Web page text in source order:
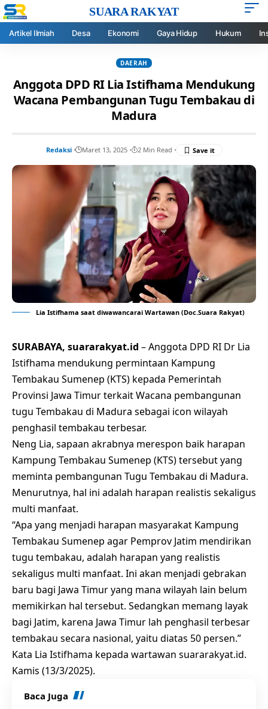
SUARA RAKYAT
Artikel Ilmiah Desa Ekonomi Gaya Hidup Hukum
DAERAH
Anggota DPD RI Lia Istifhama Mendukung
Wacana Pembangunan Tugu Tembakau di
Madura
Redaksi Maret 13, 2025 2 Min Read
Lia Istifhama saat diwawancarai Wartawan (Doc.Suara Rakyat)
SURABAYA, suararakyat.id – Anggota DPD RI Dr Lia
Istifhama mendukung permintaan Kampung
Tembakau Sumenep (KTS) kepada Pemerintah
Provinsi Jawa Timur terkait Wacana pembangunan
tugu Tembakau di Madura sebagai icon wilayah
penghasil tembakau terbesar.
Neng Lia, sapaan akrabnya merespon baik harapan
Kampung Tembakau Sumenep (KTS) tersebut yang
meminta pembangunan Tugu Tembakau di Madura.
Menurutnya, hal ini adalah harapan realistis sekaligus
multi manfaat.
“Apa yang menjadi harapan masyarakat Kampung
Tembakau Sumenep agar Pemprov Jatim mendirikan
tugu tembakau, adalah harapan yang realistis
sekaligus multi manfaat. Ini akan menjadi gebrakan
baru bagi Jawa Timur yang mana wilayah lain belum
memikirkan hal tersebut. Sedangkan memang layak
bagi Jatim, karena Jawa Timur lah penghasil terbesar
tembakau secara nasional, yaitu diatas 50 persen.”
Kata Lia Istifhama kepada wartawan suararakyat.id.
Kamis (13/3/2025).
Baca Juga